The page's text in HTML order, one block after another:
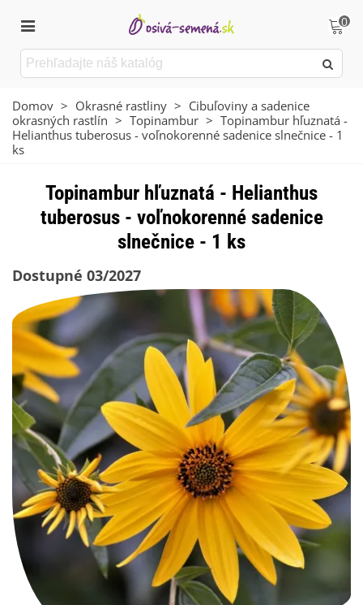
0
Domov > Okrasné rastliny > Cibuľoviny a sadenice
okrasných rastlín > Topinambur > Topinambur hľuznatá -
Helianthus tuberosus - voľnokorenné sadenice slnečnice - 1
ks
Topinambur hľuznatá - Helianthus
tuberosus - voľnokorenné sadenice
slnečnice - 1 ks
Dostupné 03/2027